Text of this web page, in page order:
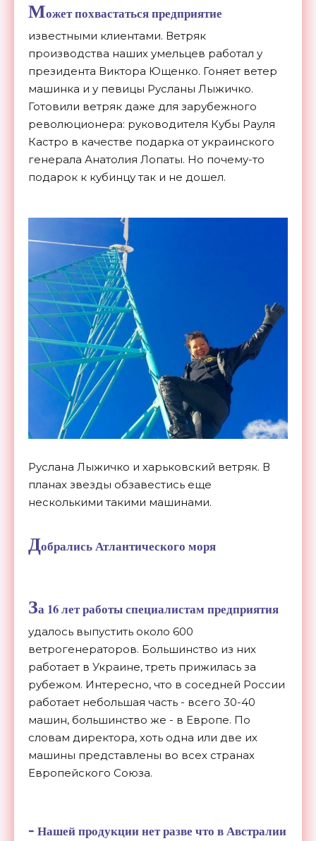
Может похвастаться предприятие
известными клиентами. Ветряк
производства наших умельцев работал у
президента Виктора Ющенко. Гоняет ветер
машинка и у певицы Русланы Лыжичко.
Готовили ветряк даже для зарубежного
революционера: руководителя Кубы Рауля
Кастро в качестве подарка от украинского
генерала Анатолия Лопаты. Но почему-то
подарок к кубинцу так и не дошел.
Руслана Лыжичко и харьковский ветряк. В
планах звезды обзавестись еще
несколькими такими машинами.
Добрались Атлантического моря
За 16 лет работы специалистам предприятия
удалось выпустить около 600
ветрогенераторов. Большинство из них
работает в Украине, треть прижилась за
рубежом. Интересно, что в соседней России
работает небольшая часть - всего 30-40
машин, большинство же - в Европе. По
словам директора, хоть одна или две их
машины представлены во всех странах
Европейского Союза.
- Нашей продукции нет разве что в Австралии